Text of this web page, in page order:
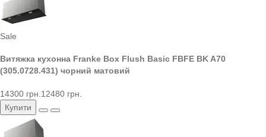
Sale
Витяжка кухонна Franke Box Flush Basic FBFE BK A70
(305.0728.431) чорний матовий
14300 грн. 12480 грн.
Купити